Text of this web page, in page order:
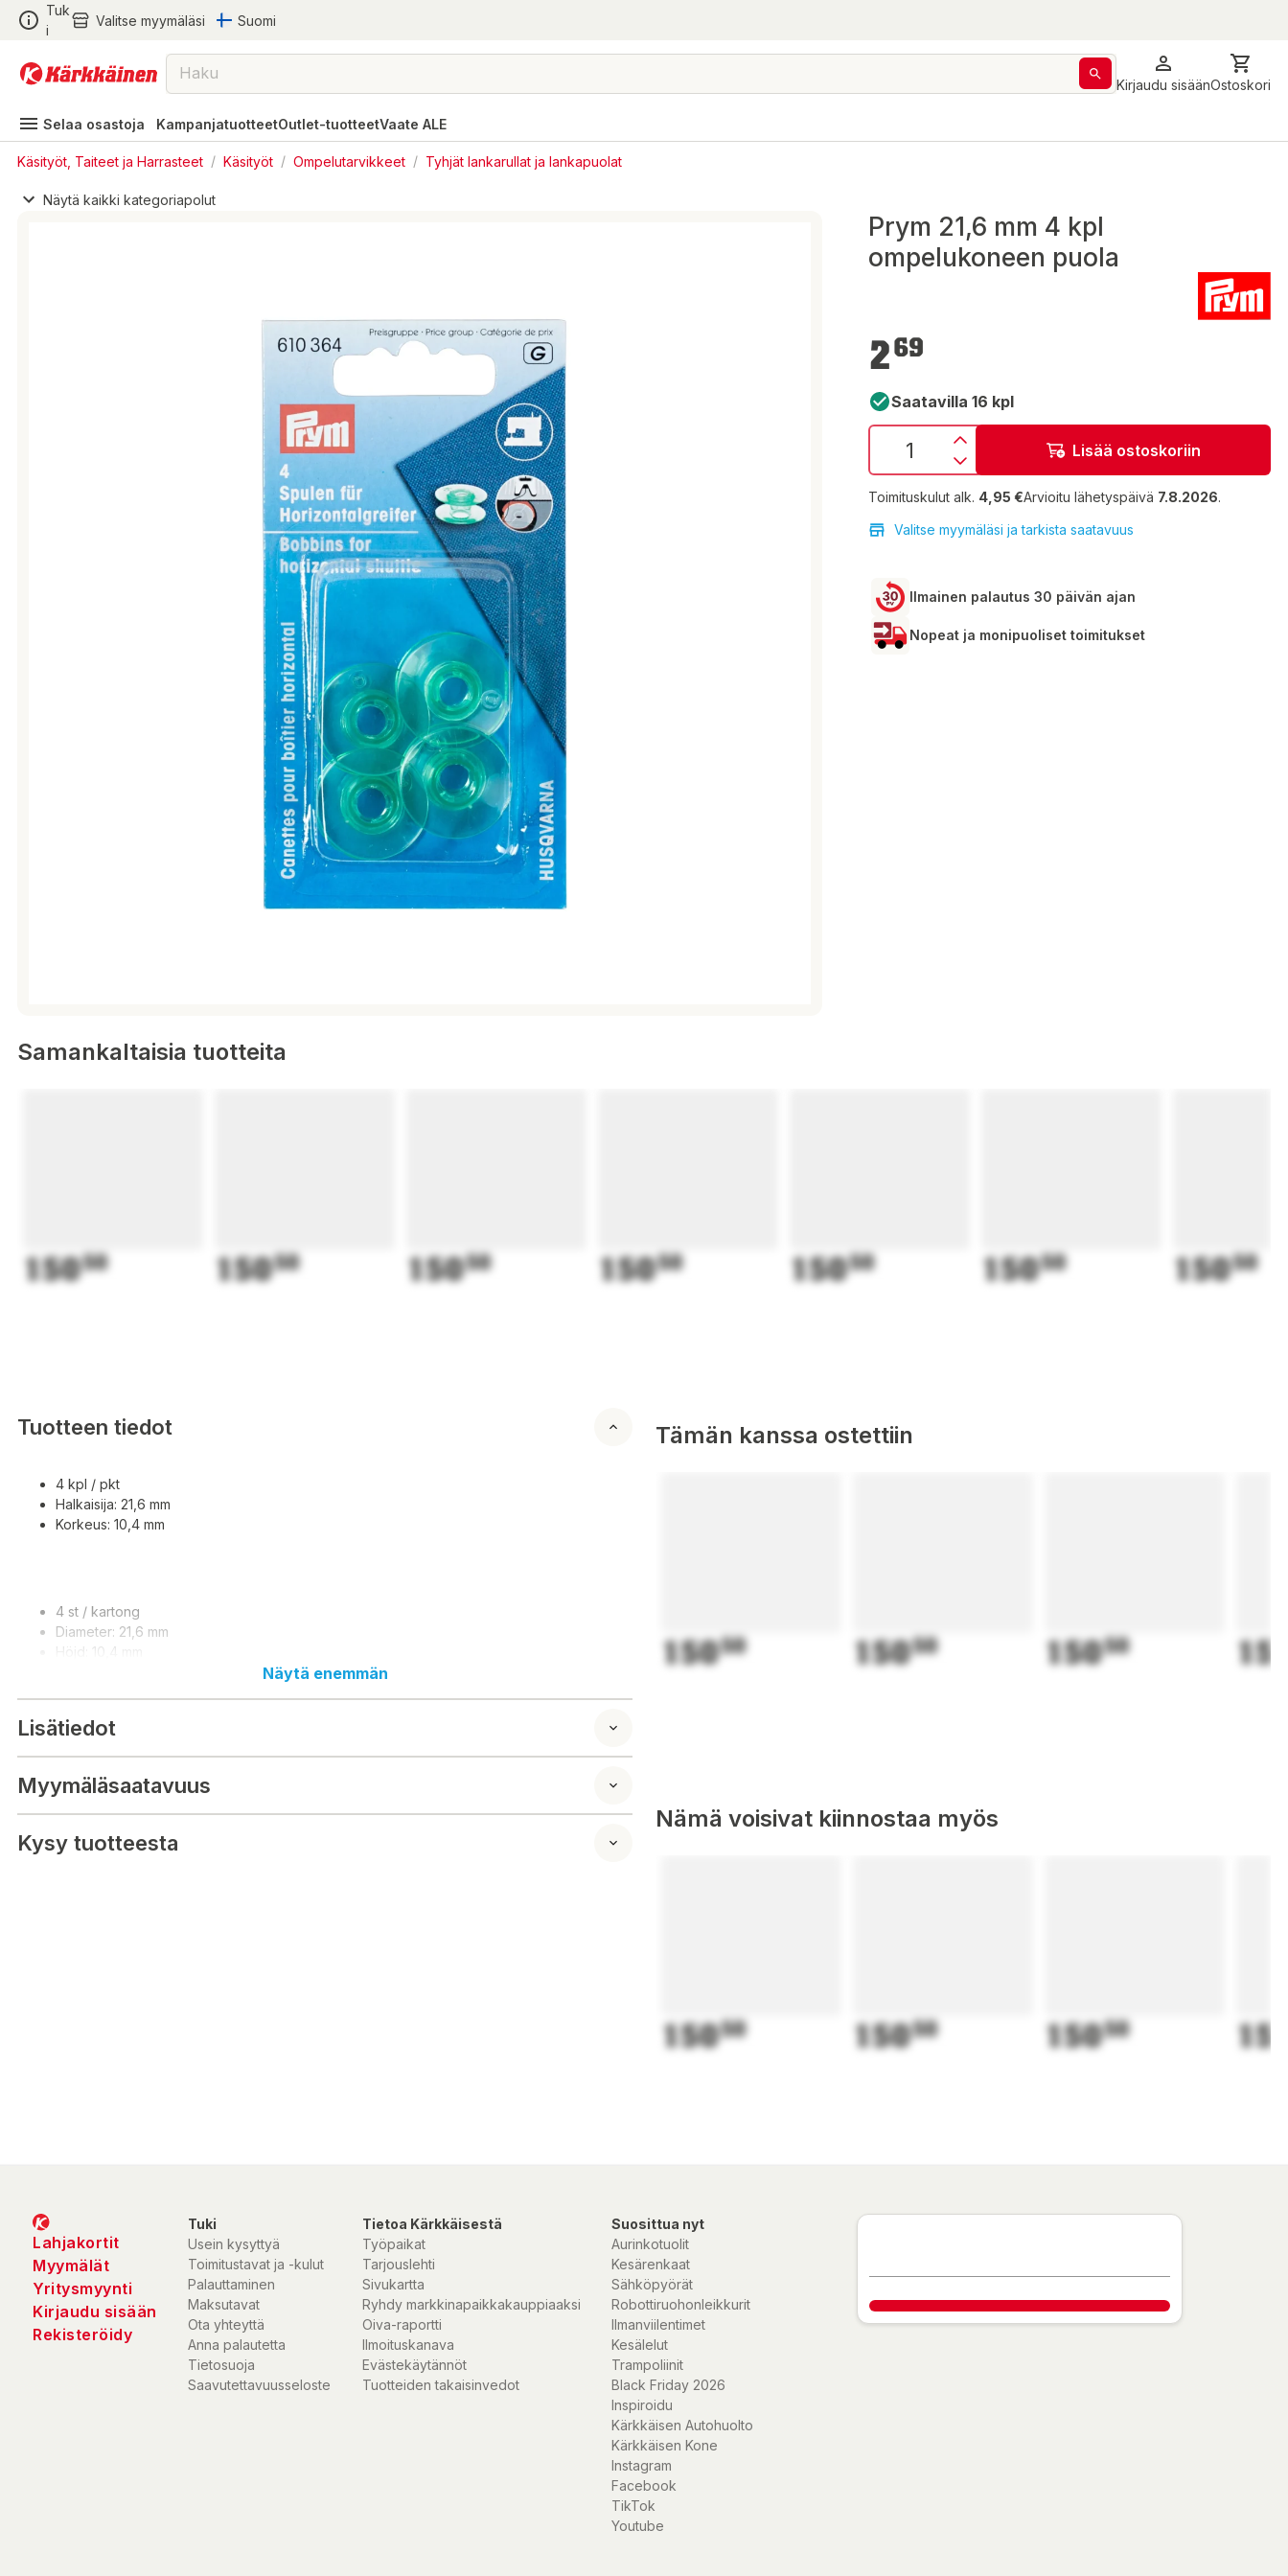
Tuk
i
Valitse myymäläsi Suomi
Kirjaudu sisäänOstoskori
Selaa osastoja KampanjatuotteetOutlet-tuotteetVaate ALE
Käsityöt, Taiteet ja Harrasteet / Käsityöt / Ompelutarvikkeet / Tyhjät lankarullat ja lankapuolat
Näytä kaikki kategoriapolut
Prym 21,6 mm 4 kpl
ompelukoneen puola
2,69 €
269
Saatavilla 16 kpl
Lisää ostoskoriin
Toimituskulut alk. 4,95 €Arvioitu lähetyspäivä 7.8.2026.
Valitse myymäläsi ja tarkista saatavuus
Ilmainen palautus 30 päivän ajan
Nopeat ja monipuoliset toimitukset
Samankaltaisia tuotteita
15050 15050 15050 15050 15050 15050 15050
Tuotteen tiedot
4 kpl / pkt
Halkaisija: 21,6 mm
Korkeus: 10,4 mm
4 st / kartong
Diameter: 21,6 mm
Höjd: 10,4 mm
Näytä enemmän
Lisätiedot
Myymäläsaatavuus
Kysy tuotteesta
Tämän kanssa ostettiin
15050 15050 15050
Nämä voisivat kiinnostaa myös
15050 15050 15050
Lahjakortit
Myymälät
Yritysmyynti
Kirjaudu sisään
Rekisteröidy
Tuki
Usein kysyttyä
Toimitustavat ja -kulut
Palauttaminen
Maksutavat
Ota yhteyttä
Anna palautetta
Tietosuoja
Saavutettavuusseloste
Tietoa Kärkkäisestä
Työpaikat
Tarjouslehti
Sivukartta
Ryhdy markkinapaikkakauppiaaksi
Oiva-raportti
Ilmoituskanava
Evästekäytännöt
Tuotteiden takaisinvedot
Suosittua nyt
Aurinkotuolit
Kesärenkaat
Sähköpyörät
Robottiruohonleikkurit
Ilmanviilentimet
Kesälelut
Trampoliinit
Black Friday 2026
Inspiroidu
Kärkkäisen Autohuolto
Kärkkäisen Kone
Instagram
Facebook
TikTok
Youtube